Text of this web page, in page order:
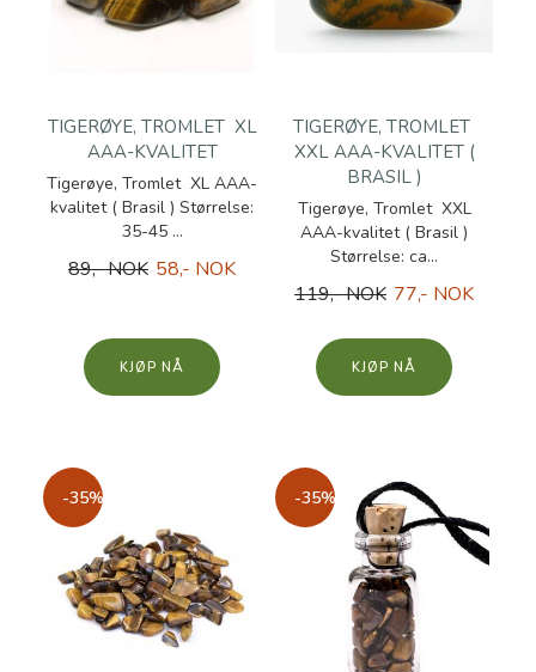
TIGERØYE, TROMLET XL
AAA-KVALITET
Tigerøye, Tromlet XL AAA-
kvalitet ( Brasil ) Størrelse:
35-45 ...
89,- NOK 58,- NOK
KJØP
TIGERØYE, TROMLET
XXL AAA-KVALITET (
BRASIL )
Tigerøye, Tromlet XXL
AAA-kvalitet ( Brasil )
Størrelse: ca...
119,- NOK 77,- NOK
KJØP
-35% -35%